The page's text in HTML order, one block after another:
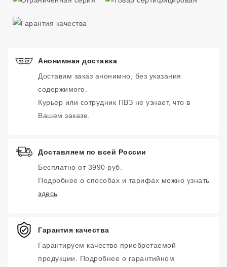
Анонимная доставка
Доставим заказ анонимно, без указания
содержимого.
Курьер или сотрудник ПВЗ не узнает, что в
Вашем заказе.
Доставляем по всей России
Бесплатно от 3990 руб.
Подробнее о способах и тарифах можно узнать
здесь
Гарантия качества
Гарантируем качество приобретаемой
продукции. Подробнее о гарантийном